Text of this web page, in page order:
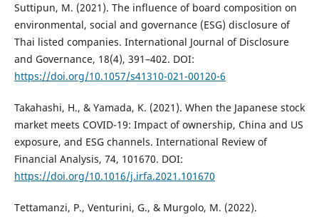
Suttipun, M. (2021). The influence of board composition on
environmental, social and governance (ESG) disclosure of
Thai listed companies. International Journal of Disclosure
and Governance, 18(4), 391–402. DOI:
https://doi.org/10.1057/s41310-021-00120-6
Takahashi, H., & Yamada, K. (2021). When the Japanese stock
market meets COVID-19: Impact of ownership, China and US
exposure, and ESG channels. International Review of
Financial Analysis, 74, 101670. DOI:
https://doi.org/10.1016/j.irfa.2021.101670
Tettamanzi, P., Venturini, G., & Murgolo, M. (2022).